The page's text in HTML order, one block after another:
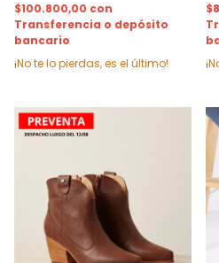
$100.800,00 con
Transferencia o depósito
bancario
¡No te lo pierdas, es el último!